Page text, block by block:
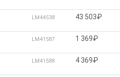
LM44538 43 503₽
LM41587 1 369₽
LM41588 4 369₽